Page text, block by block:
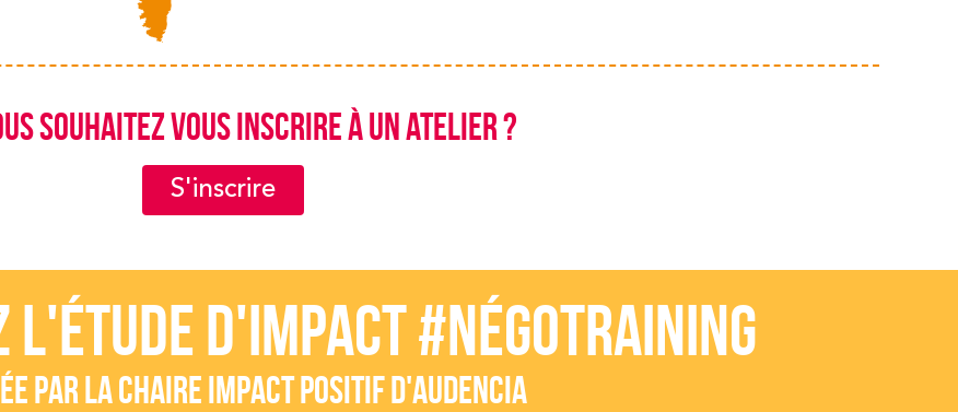
souhaitez vous inscrire à un atelier ?
S'inscrire
L'ÉTUDE D'IMPACT #NÉGOTRAINING
PAR LA CHAIRE IMPACT POSITIF D'AUDENCIA